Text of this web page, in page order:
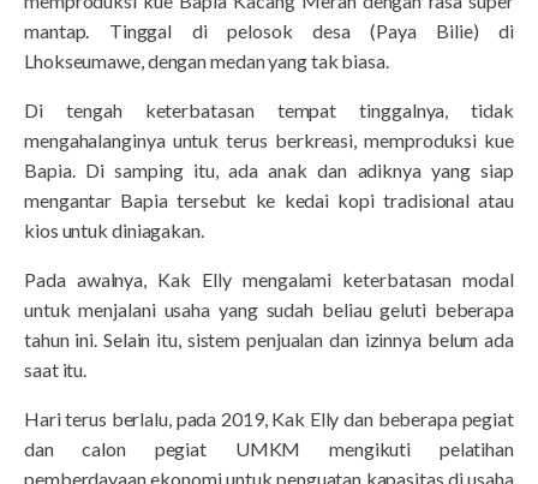
mantap. Tinggal di pelosok desa (Paya Bilie) di
Lhokseumawe, dengan medan yang tak biasa.
Di tengah keterbatasan tempat tinggalnya, tidak
mengahalanginya untuk terus berkreasi, memproduksi kue
Bapia. Di samping itu, ada anak dan adiknya yang siap
mengantar Bapia tersebut ke kedai kopi tradisional atau
kios untuk diniagakan.
Pada awalnya, Kak Elly mengalami keterbatasan modal
untuk menjalani usaha yang sudah beliau geluti beberapa
tahun ini. Selain itu, sistem penjualan dan izinnya belum ada
saat itu.
Hari terus berlalu, pada 2019, Kak Elly dan beberapa pegiat
dan calon pegiat UMKM mengikuti pelatihan
pemberdayaan ekonomi untuk penguatan kapasitas di usaha